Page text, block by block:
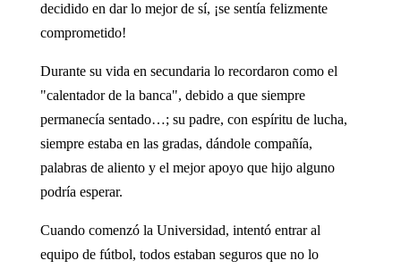
decidido en dar lo mejor de sí, ¡se sentía felizmente
comprometido!
Durante su vida en secundaria lo recordaron como el
"calentador de la banca", debido a que siempre
permanecía sentado…; su padre, con espíritu de lucha,
siempre estaba en las gradas, dándole compañía,
palabras de aliento y el mejor apoyo que hijo alguno
podría esperar.
Cuando comenzó la Universidad, intentó entrar al
equipo de fútbol, todos estaban seguros que no lo